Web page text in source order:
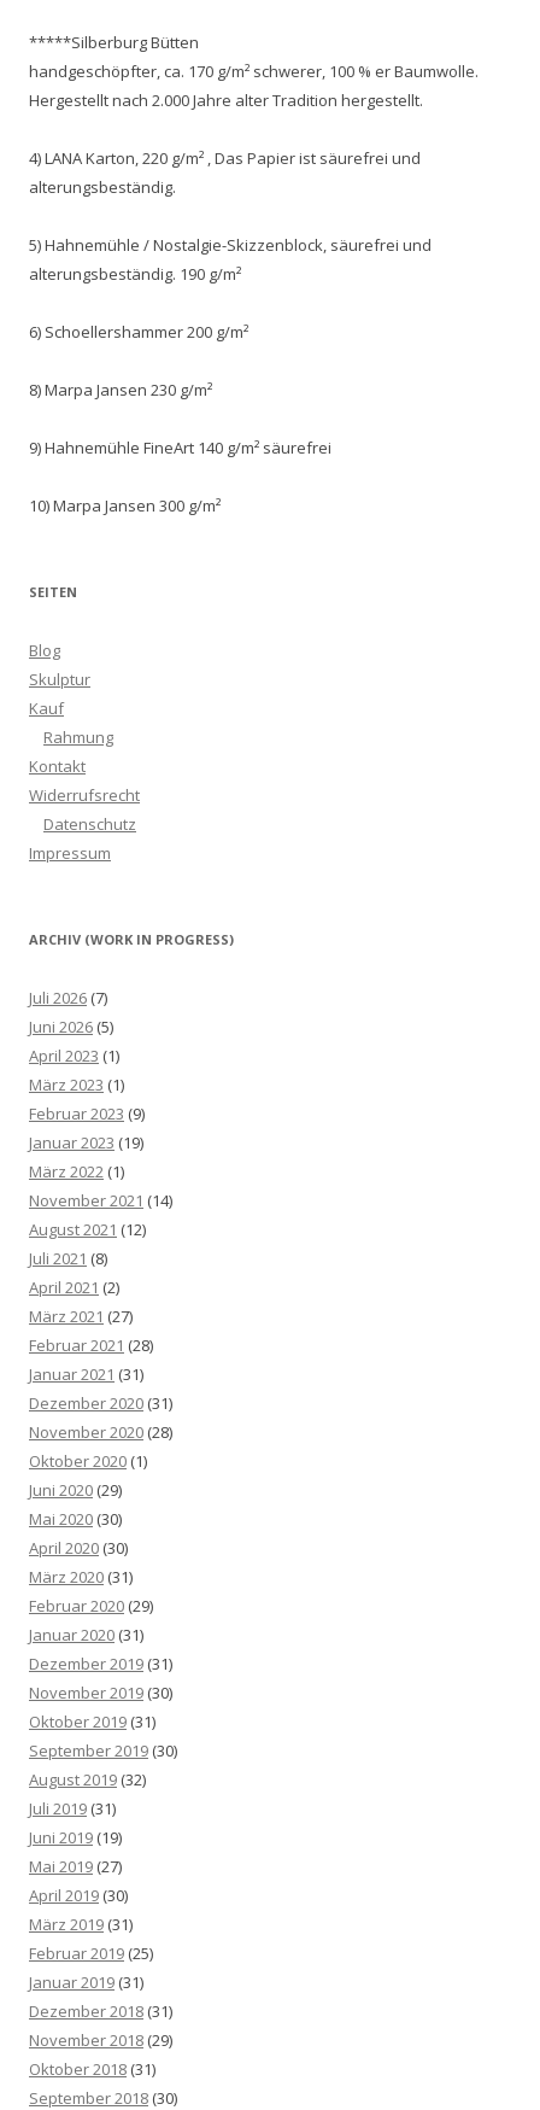
*****Silberburg Bütten
handgeschöpfter, ca. 170 g/m² schwerer, 100 % er Baumwolle.
Hergestellt nach 2.000 Jahre alter Tradition hergestellt.
4) LANA Karton, 220 g/m² , Das Papier ist säurefrei und
alterungsbeständig.
5) Hahnemühle / Nostalgie-Skizzenblock, säurefrei und
alterungsbeständig. 190 g/m²
6) Schoellershammer 200 g/m²
8) Marpa Jansen 230 g/m²
9) Hahnemühle FineArt 140 g/m² säurefrei
10) Marpa Jansen 300 g/m²
SEITEN
Blog
Skulptur
Kauf
Rahmung
Kontakt
Widerrufsrecht
Datenschutz
Impressum
ARCHIV (WORK IN PROGRESS)
Juli 2026 (7)
Juni 2026 (5)
April 2023 (1)
März 2023 (1)
Februar 2023 (9)
Januar 2023 (19)
März 2022 (1)
November 2021 (14)
August 2021 (12)
Juli 2021 (8)
April 2021 (2)
März 2021 (27)
Februar 2021 (28)
Januar 2021 (31)
Dezember 2020 (31)
November 2020 (28)
Oktober 2020 (1)
Juni 2020 (29)
Mai 2020 (30)
April 2020 (30)
März 2020 (31)
Februar 2020 (29)
Januar 2020 (31)
Dezember 2019 (31)
November 2019 (30)
Oktober 2019 (31)
September 2019 (30)
August 2019 (32)
Juli 2019 (31)
Juni 2019 (19)
Mai 2019 (27)
April 2019 (30)
März 2019 (31)
Februar 2019 (25)
Januar 2019 (31)
Dezember 2018 (31)
November 2018 (29)
Oktober 2018 (31)
September 2018 (30)